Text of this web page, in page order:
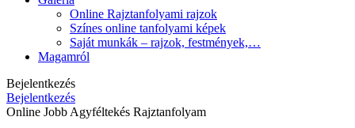
Online Rajztanfolyami rajzok
Színes online tanfolyami képek
Saját munkák – rajzok, festmények,…
Magamról
Bejelentkezés
Bejelentkezés
Online Jobb Agyféltekés Rajztanfolyam